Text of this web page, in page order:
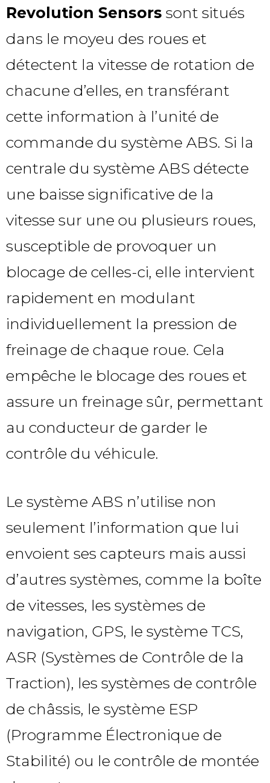
Revolution Sensors sont situés
dans le moyeu des roues et
détectent la vitesse de rotation de
chacune d’elles, en transférant
cette information à l’unité de
commande du système ABS. Si la
centrale du système ABS détecte
une baisse significative de la
vitesse sur une ou plusieurs roues,
susceptible de provoquer un
blocage de celles-ci, elle intervient
rapidement en modulant
individuellement la pression de
freinage de chaque roue. Cela
empêche le blocage des roues et
assure un freinage sûr, permettant
au conducteur de garder le
contrôle du véhicule.
Le système ABS n’utilise non
seulement l’information que lui
envoient ses capteurs mais aussi
d’autres systèmes, comme la boîte
de vitesses, les systèmes de
navigation, GPS, le système TCS,
ASR (Systèmes de Contrôle de la
Traction), les systèmes de contrôle
de châssis, le système ESP
(Programme Électronique de
Stabilité) ou le contrôle de montée